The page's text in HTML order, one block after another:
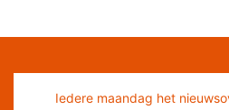
Iedere maandag het